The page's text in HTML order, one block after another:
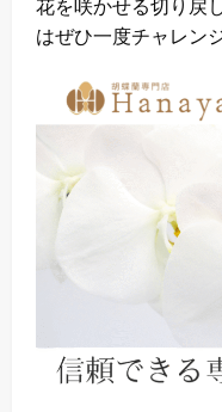
花を咲かせる切り戻
はぜひ一度チャレン